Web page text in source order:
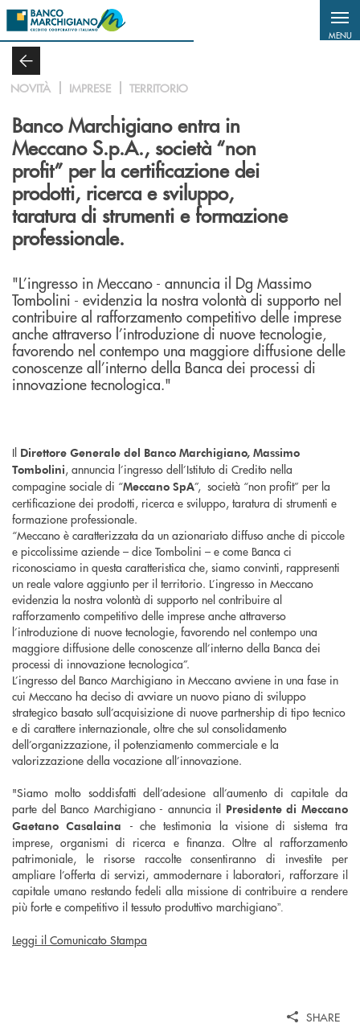
Salta al contenuto principale
MENU
NOVITÀ IMPRESE TERRITORIO
Banco Marchigiano entra in
Meccano S.p.A., società “non
profit” per la certificazione dei
prodotti, ricerca e sviluppo,
taratura di strumenti e formazione
professionale.
"L’ingresso in Meccano - annuncia il Dg Massimo
Tombolini - evidenzia la nostra volontà di supporto nel
contribuire al rafforzamento competitivo delle imprese
anche attraverso l’introduzione di nuove tecnologie,
favorendo nel contempo una maggiore diffusione delle
conoscenze all’interno della Banca dei processi di
innovazione tecnologica."
Il Direttore Generale del Banco Marchigiano, Massimo
Tombolini, annuncia l’ingresso dell’Istituto di Credito nella
compagine sociale di “Meccano SpA”, società “non profit” per la
certificazione dei prodotti, ricerca e sviluppo, taratura di strumenti e
formazione professionale.
“Meccano è caratterizzata da un azionariato diffuso anche di piccole
e piccolissime aziende – dice Tombolini – e come Banca ci
riconosciamo in questa caratteristica che, siamo convinti, rappresenti
un reale valore aggiunto per il territorio. L’ingresso in Meccano
evidenzia la nostra volontà di supporto nel contribuire al
rafforzamento competitivo delle imprese anche attraverso
l’introduzione di nuove tecnologie, favorendo nel contempo una
maggiore diffusione delle conoscenze all’interno della Banca dei
processi di innovazione tecnologica”.
L’ingresso del Banco Marchigiano in Meccano avviene in una fase in
cui Meccano ha deciso di avviare un nuovo piano di sviluppo
strategico basato sull’acquisizione di nuove partnership di tipo tecnico
e di carattere internazionale, oltre che sul consolidamento
dell’organizzazione, il potenziamento commerciale e la
valorizzazione della vocazione all’innovazione.
"Siamo molto soddisfatti dell’adesione all’aumento di capitale da
parte del Banco Marchigiano - annuncia il Presidente di Meccano
Gaetano Casalaina -che testimonia la visione di sistema tra
imprese, organismi di ricerca e finanza. Oltre al rafforzamento
patrimoniale, le risorse raccolte consentiranno di investite per
ampliare l’offerta di servizi, ammodernare i laboratori, rafforzare il
capitale umano restando fedeli alla missione di contribuire a rendere
più forte e competitivo il tessuto produttivo marchigiano”.
Leggi il Comunicato Stampa
SHARE